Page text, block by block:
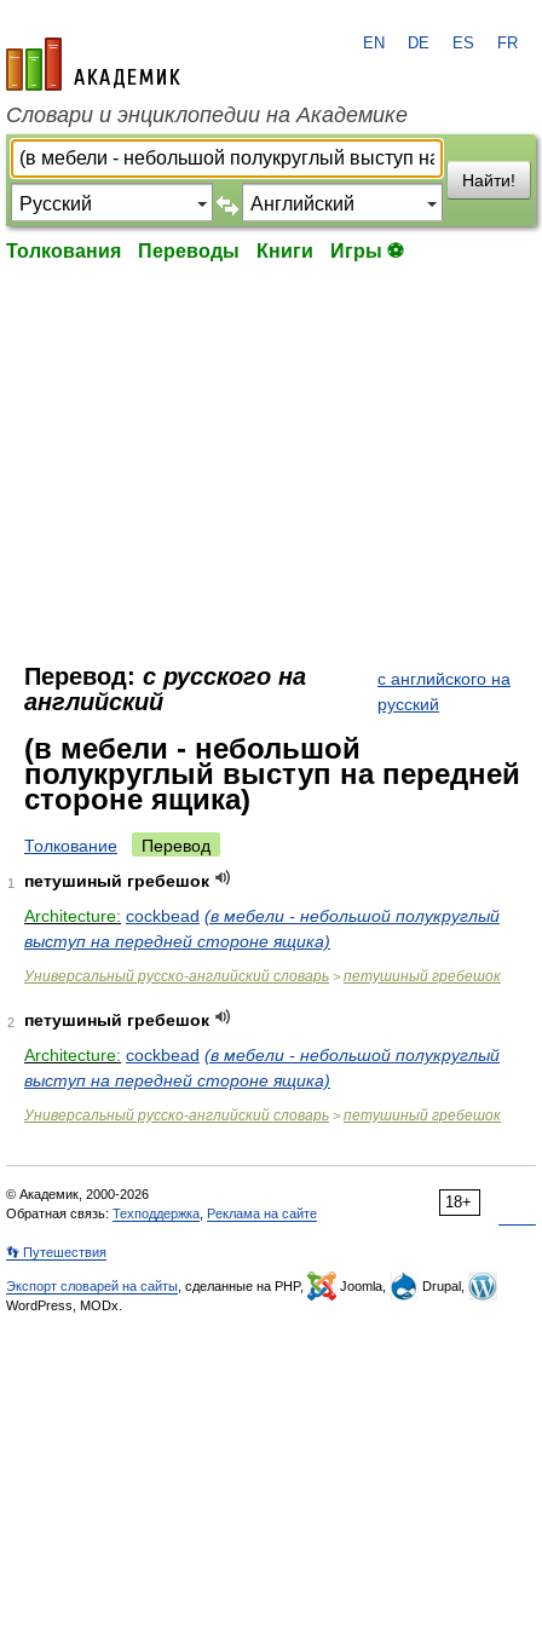
academic.ru
EN DE ES FR
Словари и энциклопедии на Академике
Найти!
Толкования Переводы Книги Игры ⚽
Перевод: с русского на
английский
с английского на
русский
(в мебели - небольшой
полукруглый выступ на передней
стороне ящика)
Толкование Перевод
1
петушиный гребешок
Architecture: cockbead (в мебели - небольшой полукруглый
выступ на передней стороне ящика)
Универсальный русско-английский словарь > петушиный гребешок
2
петушиный гребешок
Architecture: cockbead (в мебели - небольшой полукруглый
выступ на передней стороне ящика)
Универсальный русско-английский словарь > петушиный гребешок
18+
© Академик, 2000-2026
Обратная связь: Техподдержка Реклама на сайте
👣 Путешествия
Экспорт словарей на сайты , сделанные на PHP, Joomla,
Drupal,
WordPress, MODx.